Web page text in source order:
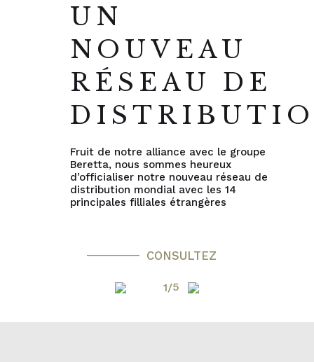
UN
NOUVEAU
RÉSEAU DE
Fruit de notre alliance avec le groupe
Beretta, nous sommes heureux
d’officialiser notre nouveau réseau de
distribution mondial avec les 14
principales filliales étrangères
CONSULTEZ